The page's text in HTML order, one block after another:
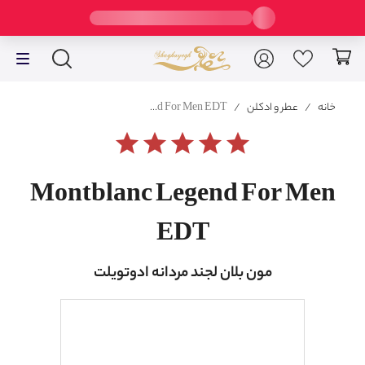
خانه / عطر و ادکلن /
Montblanc Legend For Men EDT
starstarstarstarstar
Montblanc Legend For Men
EDT
مون بلان لجند مردانه ادوتویلت